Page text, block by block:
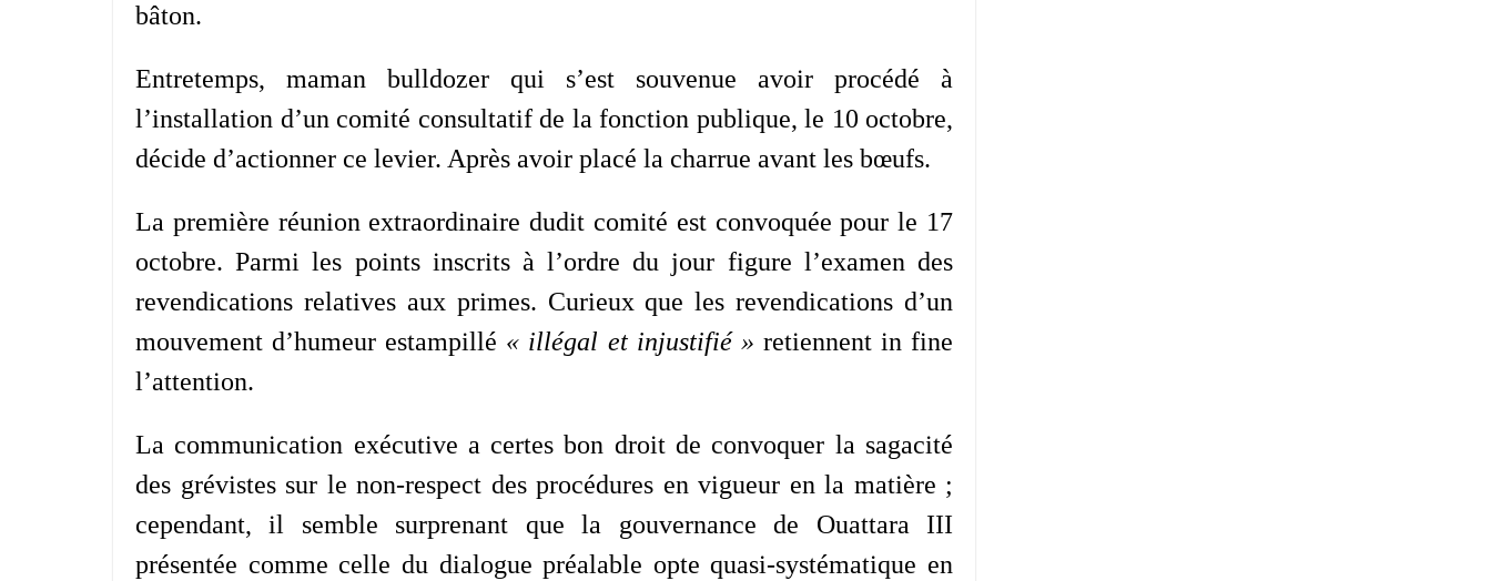
bâton.
Entretemps, maman bulldozer qui s’est souvenue avoir procédé à
l’installation d’un comité consultatif de la fonction publique, le 10 octobre,
décide d’actionner ce levier. Après avoir placé la charrue avant les bœufs.
La première réunion extraordinaire dudit comité est convoquée pour le 17
octobre. Parmi les points inscrits à l’ordre du jour figure l’examen des
revendications relatives aux primes. Curieux que les revendications d’un
mouvement d’humeur estampillé « illégal et injustifié » retiennent in fine
l’attention.
La communication exécutive a certes bon droit de convoquer la sagacité
des grévistes sur le non-respect des procédures en vigueur en la matière ;
cependant, il semble surprenant que la gouvernance de Ouattara III
présentée comme celle du dialogue préalable opte quasi-systématique en